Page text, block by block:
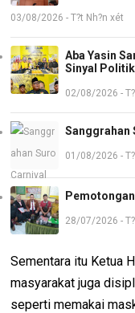
03/08/2026 - T?t Nh?n xét
Aba Yasin
Sinyal
02/08/2026 -
Sanggrahan
01/08/2026 -
28/07/2026 -
Sementara itu Ketua
masyarakat juga
seperti memakai